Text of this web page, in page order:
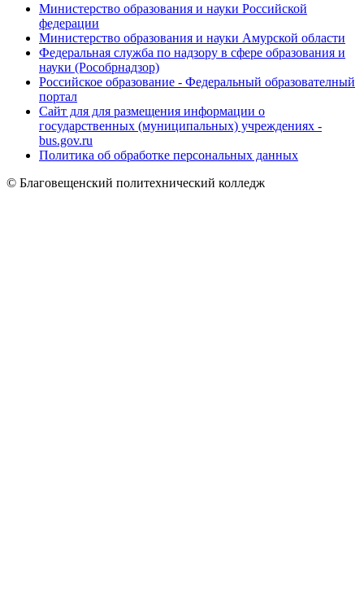
Министерство образования и науки Российской
федерации
Министерство образования и науки Амурской области
Федеральная служба по надзору в сфере образования и
науки (Рособрнадзор)
Российское образование - Федеральный образователный
портал
Сайт для для размещения информации о
государственных (муниципальных) учреждениях -
bus.gov.ru
Политика об обработке персональных данных
© Благовещенский политехнический колледж